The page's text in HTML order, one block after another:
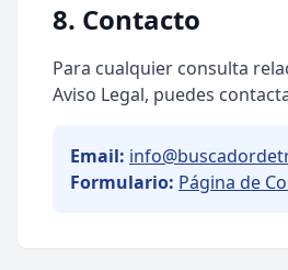
8. Contacto
Para cualquier consulta
Aviso Legal, puedes
Email:
Formulario: Página de